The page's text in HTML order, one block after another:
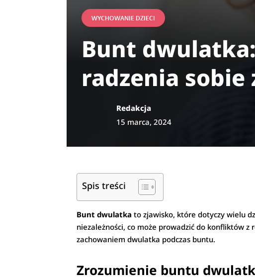
WYCHOWANIE DZIECI
Bunt
radzenia
Redakcja
15 marca, 2024
Spis treści
Bunt dwulatka to zjawisko, które dotyczy wielu
niezależności, co może prowadzić do konfliktów
zachowaniem dwulatka podczas buntu.
Zrozumienie buntu